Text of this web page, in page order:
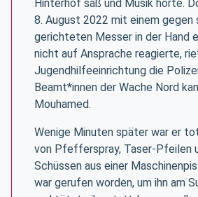
Hinterhof saß und Musik hörte.
8. August 2022 mit einem gegen
gerichteten Messer in der Hand
nicht auf Ansprache reagierte,
Jugendhilfeeinrichtung die
Beamt*innen der Wache Nord
Mouhamed.
Wenige Minuten später war er
von Pfefferspray, Taser-Pfeilen
Schüssen aus einer
war gerufen worden, um ihn am